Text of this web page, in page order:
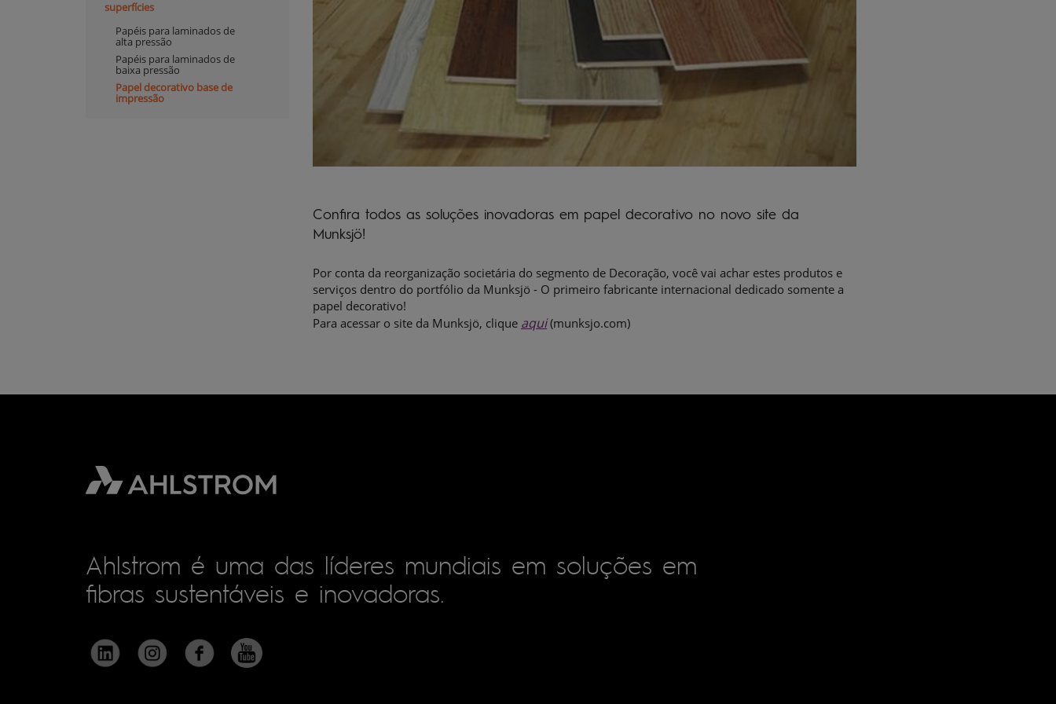
superfícies
Papéis para laminados de
alta pressão
Papéis para laminados de
baixa pressão
Papel decorativo base de
impressão
Confira todos as soluções inovadoras em papel decorativo no novo site da
Munksjö!
Por conta da reorganização societária do segmento de Decoração, você vai achar estes produtos e
serviços dentro do portfólio da Munksjö - O primeiro fabricante internacional dedicado somente a
papel decorativo!
Para acessar o site da Munksjö, clique aqui(munksjo.com)
Ahlstrom é uma das líderes mundiais em soluções em
fibras sustentáveis e inovadoras.